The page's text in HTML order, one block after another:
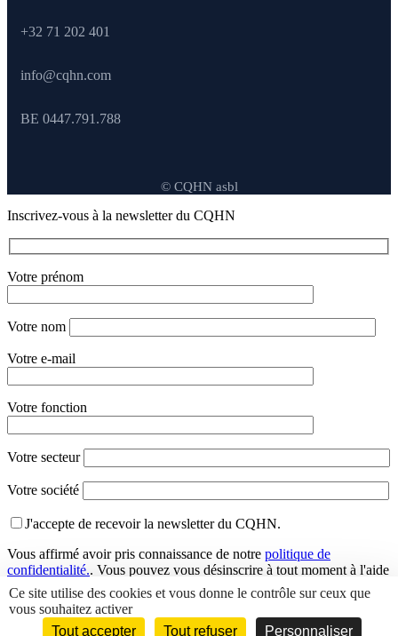
+32 71 202 401
info@cqhn.com
BE 0447.791.788
© CQHN asbl
Inscrivez-vous à la newsletter du CQHN
Votre prénom
Votre nom
Votre e-mail
Votre fonction
Votre secteur
Votre société
J'accepte de recevoir la newsletter du CQHN.
Vous affirmé avoir pris connaissance de notre politique de
confidentialité.. Vous pouvez vous désinscrire à tout moment à l'aide
des liens de désinscription ou en nous contactant à l'adresse
info@cqhn.com.
Ce site utilise des cookies et vous donne le contrôle sur ceux que
vous souhaitez activer
Tout accepter
Tout refuser Personnaliser